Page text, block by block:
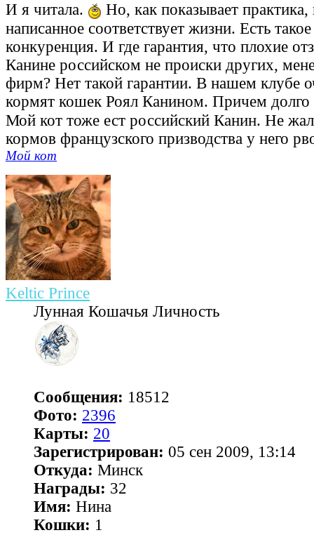
И я читала.
Но, как показывает практика,
написанное соответствует жизни. Есть
конкуренция. И где гарантия, что плохие
Канине российском не происки других,
фирм? Нет такой гарантии. В нашем клубе
кормят кошек Роял Канином. Причем долго
Мой кот тоже ест российский Канин. Не
кормов французского призводства у него
Мой кот
Keltic Prince
Лунная Кошачья Личность
Сообщения: 18512
Фото: 2396
Карты: 20
Зарегистрирован: 05 сен 2009, 13:14
Откуда: Минск
Награды: 32
Имя: Нина
Кошки: 1